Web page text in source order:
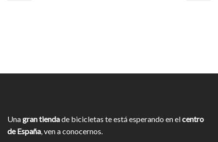
Unagran tiendade bicicletas te está esperando en elcentro
de España, ven a conocernos.